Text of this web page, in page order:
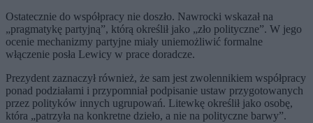
Ostatecznie do współpracy nie doszło. Nawrocki wskazał na
„pragmatykę partyjną”, którą określił jako „zło polityczne”. W jego
ocenie mechanizmy partyjne miały uniemożliwić formalne
włączenie posła Lewicy w prace doradcze.
Prezydent zaznaczył również, że sam jest zwolennikiem współpracy
ponad podziałami i przypomniał podpisanie ustaw przygotowanych
przez polityków innych ugrupowań. Litewkę określił jako osobę,
która „patrzyła na konkretne dzieło, a nie na polityczne barwy”.